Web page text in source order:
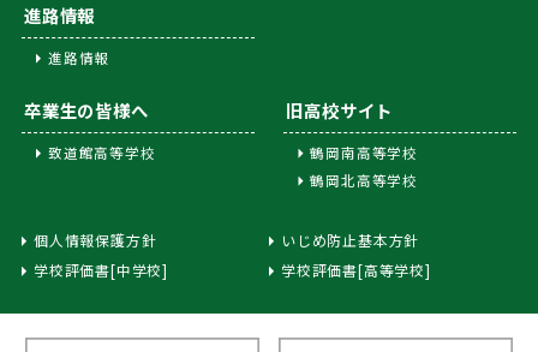
進路情報
進路情報
卒業生の皆様へ
致道館高等学校
旧高校サイト
鶴岡南高等学校
鶴岡北高等学校
個人情報保護方針
いじめ防止基本方針
学校評価書[中学校]
学校評価書[高等学校]